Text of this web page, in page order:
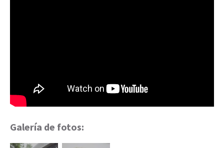
Galería de fotos: